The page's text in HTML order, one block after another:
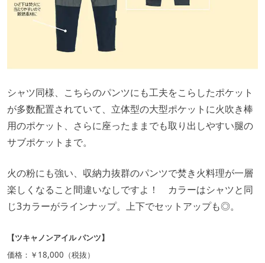
シャツ同様、こちらのパンツにも工夫をこらしたポケット
が多数配置されていて、立体型の大型ポケットに火吹き棒
用のポケット、さらに座ったままでも取り出しやすい腿の
サブポケットまで。
火の粉にも強い、収納力抜群のパンツで焚き火料理が一層
楽しくなること間違いなしですよ！ カラーはシャツと同
じ3カラーがラインナップ。上下でセットアップも◎。
【ツキャノンアイル パンツ】
価格：￥18,000（税抜）